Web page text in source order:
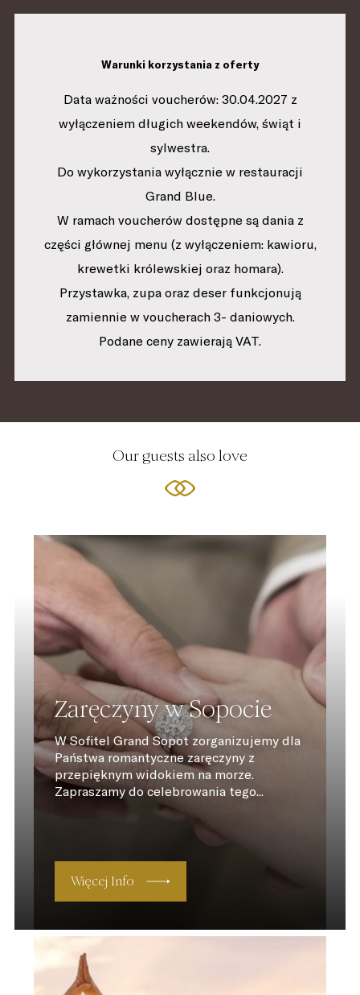
Warunki korzystania z oferty
Data ważności voucherów: 30.04.2027 z
wyłączeniem długich weekendów, świąt i
sylwestra.
Do wykorzystania wyłącznie w restauracji
Grand Blue.
W ramach voucherów dostępne są dania z
części głównej menu (z wyłączeniem: kawioru,
krewetki królewskiej oraz homara).
Przystawka, zupa oraz deser funkcjonują
zamiennie w voucherach 3- daniowych.
Podane ceny zawierają VAT.
Our guests also love
Zaręczyny w Sopocie
W Sofitel Grand Sopot zorganizujemy dla
Państwa romantyczne zaręczyny z
przepięknym widokiem na morze.
Zapraszamy do celebrowania tego...
Więcej Info